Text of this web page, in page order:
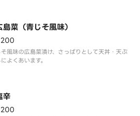
島菜（青じそ風味）
そ風味の広島菜漬け、さっぱりとして天丼・天ぷ
よくあいます。
辛